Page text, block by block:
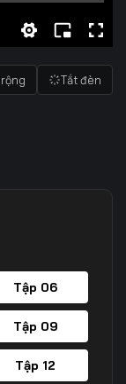
Tắt đèn
Tập 06
Tập 09
Tập 12